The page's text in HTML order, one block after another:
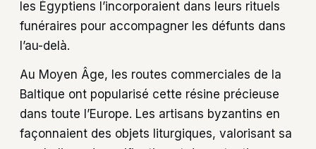
les Égyptiens l’incorporaient dans leurs rituels
funéraires pour accompagner les défunts dans
l’au-delà.
Au Moyen Âge, les routes commerciales de la
Baltique ont popularisé cette résine précieuse
dans toute l’Europe. Les artisans byzantins en
façonnaient des objets liturgiques, valorisant sa